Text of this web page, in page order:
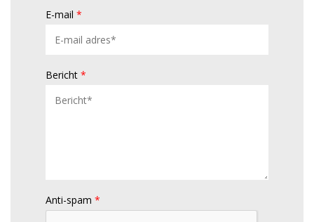
E-mail*
Bericht*
Anti-spam*